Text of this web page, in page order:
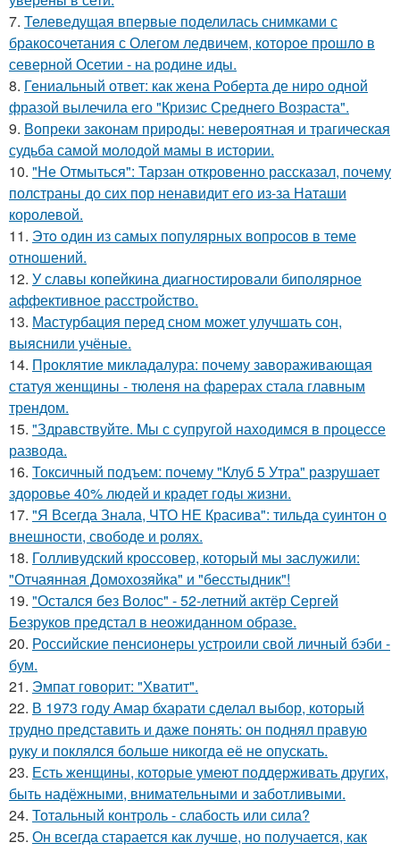
7. Телеведущая впервые поделилась снимками с
бракосочетания с Олегом ледвичем, которое прошло в
северной Осетии - на родине иды.
8. Гениальный ответ: как жена Роберта де ниро одной
фразой вылечила его "Кризис Среднего Возраста".
9. Вопреки законам природы: невероятная и трагическая
судьба самой молодой мамы в истории.
10. "Не Отмыться": Тарзан откровенно рассказал, почему
полстраны до сих пор ненавидит его из-за Наташи
королевой.
11. Этo oдин из самых популярных вопросов в теме
отношений.
12. У славы копейкина диагностировали биполярное
аффективное расстройство.
13. Мастурбация перед сном может улучшать сон,
выяснили учёные.
14. Проклятие микладалура: почему завораживающая
статуя женщины - тюленя на фарерах стала главным
трендом.
15. "Здравствуйте. Mы с супругой находимся в процессе
развода.
16. Токсичный подъем: почему "Клуб 5 Утра" разрушает
здоровье 40% людей и крадет годы жизни.
17. "Я Всегда Знала, ЧТО НЕ Красива": тильда суинтон о
внешности, свободе и ролях.
18. Голливудский кроссовер, который мы заслужили:
"Отчаянная Домохозяйка" и "бесстыдник"!
19. "Остался без Волос" - 52-летний актёр Сергей
Безруков предстал в неожиданном образе.
20. Российские пенсионеры устроили свой личный бэби -
бум.
21. Эмпат говорит: "Хватит".
22. В 1973 году Амар бхарати сделал выбор, который
трудно представить и даже понять: он поднял правую
руку и поклялся больше никогда её не опускать.
23. Есть женщины, которые умеют поддерживать других,
быть надёжными, внимательными и заботливыми.
24. Тотальный контроль - слабость или сила?
25. Он всегда старается как лучше, но получается, как